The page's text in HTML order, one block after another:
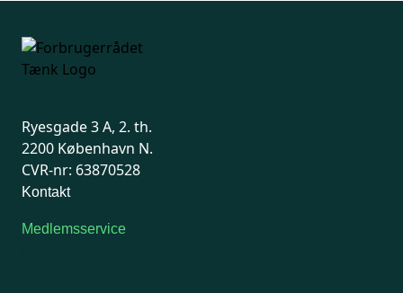
Ryesgade 3 A, 2. th.
2200 København N.
CVR-nr: 63870528
Kontakt
Medlemsservice